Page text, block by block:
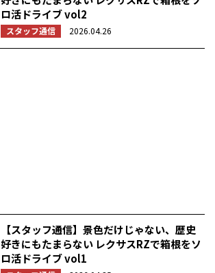
ロ活ドライブ vol2
スタッフ通信 2026.04.26
【スタッフ通信】景色だけじゃない、歴史
好きにもたまらない レクサスRZで箱根をソ
ロ活ドライブ vol1